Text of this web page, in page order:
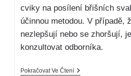
cviky na posílení břišních
účinnou metodou. V případě,
nezlepšují nebo se zhoršují,
konzultovat odborníka.
Pokračovat Ve Čtení